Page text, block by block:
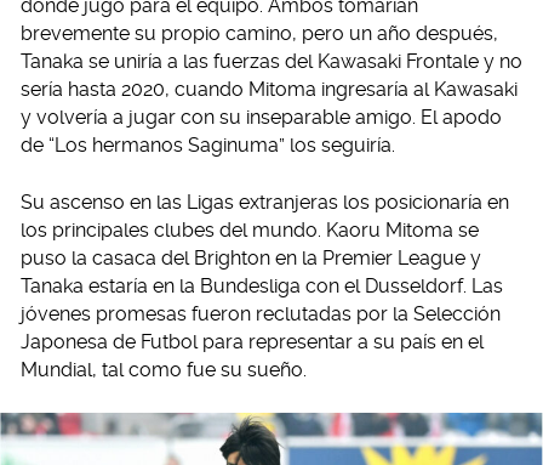
donde jugó para el equipo. Ambos tomarían
brevemente su propio camino, pero un año después,
Tanaka se uniría a las fuerzas del Kawasaki Frontale y no
sería hasta 2020, cuando Mitoma ingresaría al Kawasaki
y volvería a jugar con su inseparable amigo. El apodo
de “Los hermanos Saginuma” los seguiría.
Su ascenso en las Ligas extranjeras los posicionaría en
los principales clubes del mundo. Kaoru Mitoma se
puso la casaca del Brighton en la Premier League y
Tanaka estaría en la Bundesliga con el Dusseldorf. Las
jóvenes promesas fueron reclutadas por la Selección
Japonesa de Futbol para representar a su país en el
Mundial, tal como fue su sueño.